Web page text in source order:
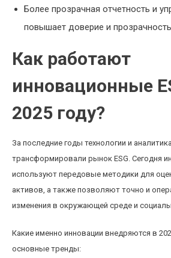
Более прозрачная отчетность и
повышает доверие и
Как работают
инновационные
2025 году?
За последние годы технологии и
трансформировали рынок ESG. Сегодня
используют передовые методики для
активов, а также позволяют точно и
изменения в окружающей среде и
Какие именно инновации внедряются в
основные тренды: